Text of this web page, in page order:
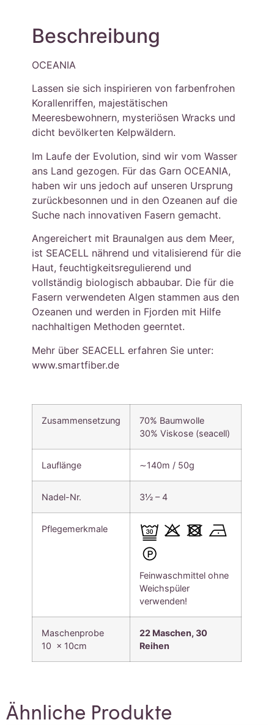
Beschreibung
OCEANIA
Lassen sie sich inspirieren von farbenfrohen
Korallenriffen, majestätischen
Meeresbewohnern, mysteriösen Wracks und
dicht bevölkerten Kelpwäldern.
Im Laufe der Evolution, sind wir vom Wasser
ans Land gezogen. Für das Garn OCEANIA,
haben wir uns jedoch auf unseren Ursprung
zurückbesonnen und in den Ozeanen auf die
Suche nach innovativen Fasern gemacht.
Angereichert mit Braunalgen aus dem Meer,
ist SEACELL nährend und vitalisierend für die
Haut, feuchtigkeitsregulierend und
vollständig biologisch abbaubar. Die für die
Fasern verwendeten Algen stammen aus den
Ozeanen und werden in Fjorden mit Hilfe
nachhaltigen Methoden geerntet.
Mehr über SEACELL erfahren Sie unter:
www.smartfiber.de
Zusammensetzung
70% Baumwolle
30% Viskose (seacell)
Lauflänge ∼140m / 50g
Nadel-Nr. 3½ – 4
Pflegemerkmale
Feinwaschmittel ohne
Weichspüler
verwenden!
Maschenprobe
10 x 10cm
22 Maschen, 30
Reihen
Ähnliche Produkte